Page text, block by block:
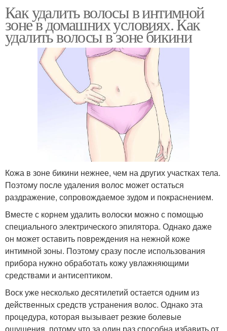
Как удалить волосы в интимной
зоне в домашних условиях. Как
удалить волосы в зоне бикини
Кожа в зоне бикини нежнее, чем на других участках тела.
Поэтому после удаления волос может остаться
раздражение, сопровождаемое зудом и покраснением.
Вместе с корнем удалить волоски можно с помощью
специального электрического эпилятора. Однако даже
он может оставить повреждения на нежной коже
интимной зоны. Поэтому сразу после использования
прибора нужно обработать кожу увлажняющими
средствами и антисептиком.
Воск уже несколько десятилетий остается одним из
действенных средств устранения волос. Однако эта
процедура, которая вызывает резкие болевые
ощущения, потому что за один раз способна избавить от